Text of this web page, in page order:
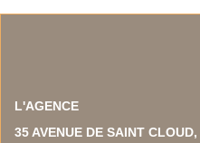
L'AGENCE
35 AVENUE DE SAINT